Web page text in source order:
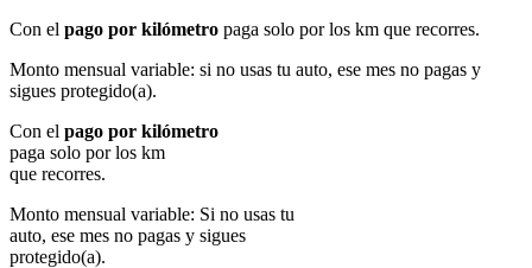
Con el pago por kilómetro paga solo por los km que recorres.
Monto mensual variable: si no usas tu auto, ese mes no pagas y
sigues protegido(a).
Con el pago por kilómetro
paga solo por los km
que recorres.
Monto mensual variable: Si no usas tu
auto, ese mes no pagas y sigues
protegido(a).